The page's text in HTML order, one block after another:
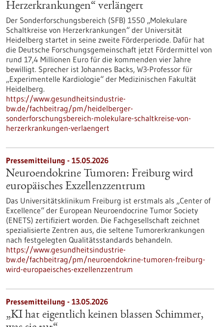
Herzerkrankungen“ verlängert
Der Sonderforschungsbereich (SFB) 1550 „Molekulare
Schaltkreise von Herzerkrankungen“ der Universität
Heidelberg startet in seine zweite Förderperiode. Dafür hat
die Deutsche Forschungsgemeinschaft jetzt Fördermittel von
rund 17,4 Millionen Euro für die kommenden vier Jahre
bewilligt. Sprecher ist Johannes Backs, W3-Professor für
„Experimentelle Kardiologie“ der Medizinischen Fakultät
Heidelberg.
https://www.gesundheitsindustrie-
bw.de/fachbeitrag/pm/heidelberger-
sonderforschungsbereich-molekulare-schaltkreise-von-
herzerkrankungen-verlaengert
Pressemitteilung - 15.05.2026
Neuroendokrine Tumoren: Freiburg wird
europäisches Exzellenzzentrum
Das Universitätsklinikum Freiburg ist erstmals als „Center of
Excellence“ der European Neuroendocrine Tumor Society
(ENETS) zertifiziert worden. Die Fachgesellschaft zeichnet
spezialisierte Zentren aus, die seltene Tumorerkrankungen
nach festgelegten Qualitätsstandards behandeln.
https://www.gesundheitsindustrie-
bw.de/fachbeitrag/pm/neuroendokrine-tumoren-freiburg-
wird-europaeisches-exzellenzzentrum
Pressemitteilung - 13.05.2026
„KI hat eigentlich keinen blassen Schimmer,